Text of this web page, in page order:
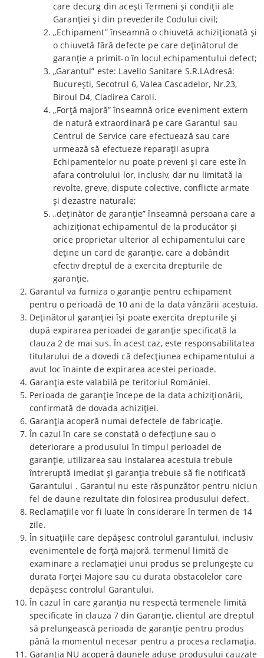
care decurg din acești Termeni și condiții ale
Garanției și din prevederile Codului civil;
„Echipament” înseamnă o chiuvetă achiziționată și
o chiuvetă fără defecte pe care deținătorul de
garanție a primit-o în locul echipamentului defect;
„Garantul” este: Lavello Sanitare S.R.LAdresă:
București, Secotrul 6, Valea Cascadelor, Nr.23,
Biroul D4, Cladirea Caroli.
„Forță majoră” înseamnă orice eveniment extern
de natură extraordinară pe care Garantul sau
Centrul de Service care efectuează sau care
urmează să efectueze reparații asupra
Echipamentelor nu poate preveni și care este în
afara controlului lor, inclusiv, dar nu limitată la
revolte, greve, dispute colective, conflicte armate
și dezastre naturale;
„deținător de garanție” înseamnă persoana care a
achiziționat echipamentul de la producător și
orice proprietar ulterior al echipamentului care
deține un card de garanție, care a dobândit
efectiv dreptul de a exercita drepturile de
garanție.
Garantul va furniza o garanție pentru echipament
pentru o perioadă de 10 ani de la data vânzării acestuia.
Deținătorul garanției își poate exercita drepturile și
după expirarea perioadei de garanție specificată la
clauza 2 de mai sus. În acest caz, este responsabilitatea
titularului de a dovedi că defecțiunea echipamentului a
avut loc înainte de expirarea acestei perioade.
Garanția este valabilă pe teritoriul României.
Perioada de garanție începe de la data achiziționării,
confirmată de dovada achiziției.
Garanția acoperă numai defectele de fabricație.
În cazul în care se constată o defecțiune sau o
deteriorare a produsului în timpul perioadei de
garanție, utilizarea sau instalarea acestuia trebuie
întreruptă imediat și garanția trebuie să fie notificată
Garantului . Garantul nu este răspunzător pentru niciun
fel de daune rezultate din folosirea produsului defect.
Reclamațiile vor fi luate în considerare în termen de 14
zile.
În situațiile care depășesc controlul garantului, inclusiv
evenimentele de forță majoră, termenul limită de
examinare a reclamației unui produs se prelungește cu
durata Forței Majore sau cu durata obstacolelor care
depășesc controlul Garantului.
În cazul în care garanția nu respectă termenele limită
specificate în clauza 7 din Garanție, clientul are dreptul
să prelungească perioada de garanție pentru produs
până la momentul necesar pentru a procesa reclamația.
Garanția NU acoperă daunele aduse produsului cauzate